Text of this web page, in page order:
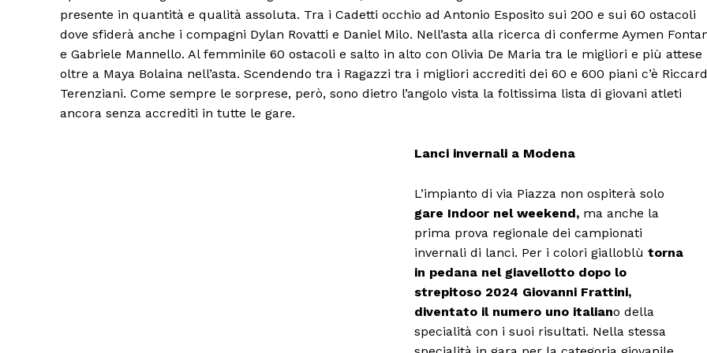
CONTENUTI
ECONOMIA
Esclusive
SPORT
presente in quantità e qualità assoluta. Tra i Cadetti occhio ad Antonio Esposito sui 200 e sui 60 ostacoli
dove sfiderà anche i compagni Dylan Rovatti e Daniel Milo. Nell’asta alla ricerca di conferme Aymen
e Gabriele Mannello. Al femminile 60 ostacoli e salto in alto con Olivia De Maria tra le migliori e più attese
oltre a Maya Bolaina nell’asta. Scendendo tra i Ragazzi tra i migliori accrediti dei 60 e 600 piani c’è
Terenziani. Come sempre le sorprese, però, sono dietro l’angolo vista la foltissima lista di giovani atleti
ancora senza accrediti in tutte le gare.
Lanci invernali a Modena
L’impianto di via Piazza non ospiterà solo
gare Indoor nel weekend, ma anche la
prima prova regionale dei campionati
invernali di lanci. Per i colori gialloblùtorna
in pedana nel giavellotto dopo lo
strepitoso 2024 Giovanni Frattini,
diventato il numero uno italiano della
specialità con i suoi risultati. Nella stessa